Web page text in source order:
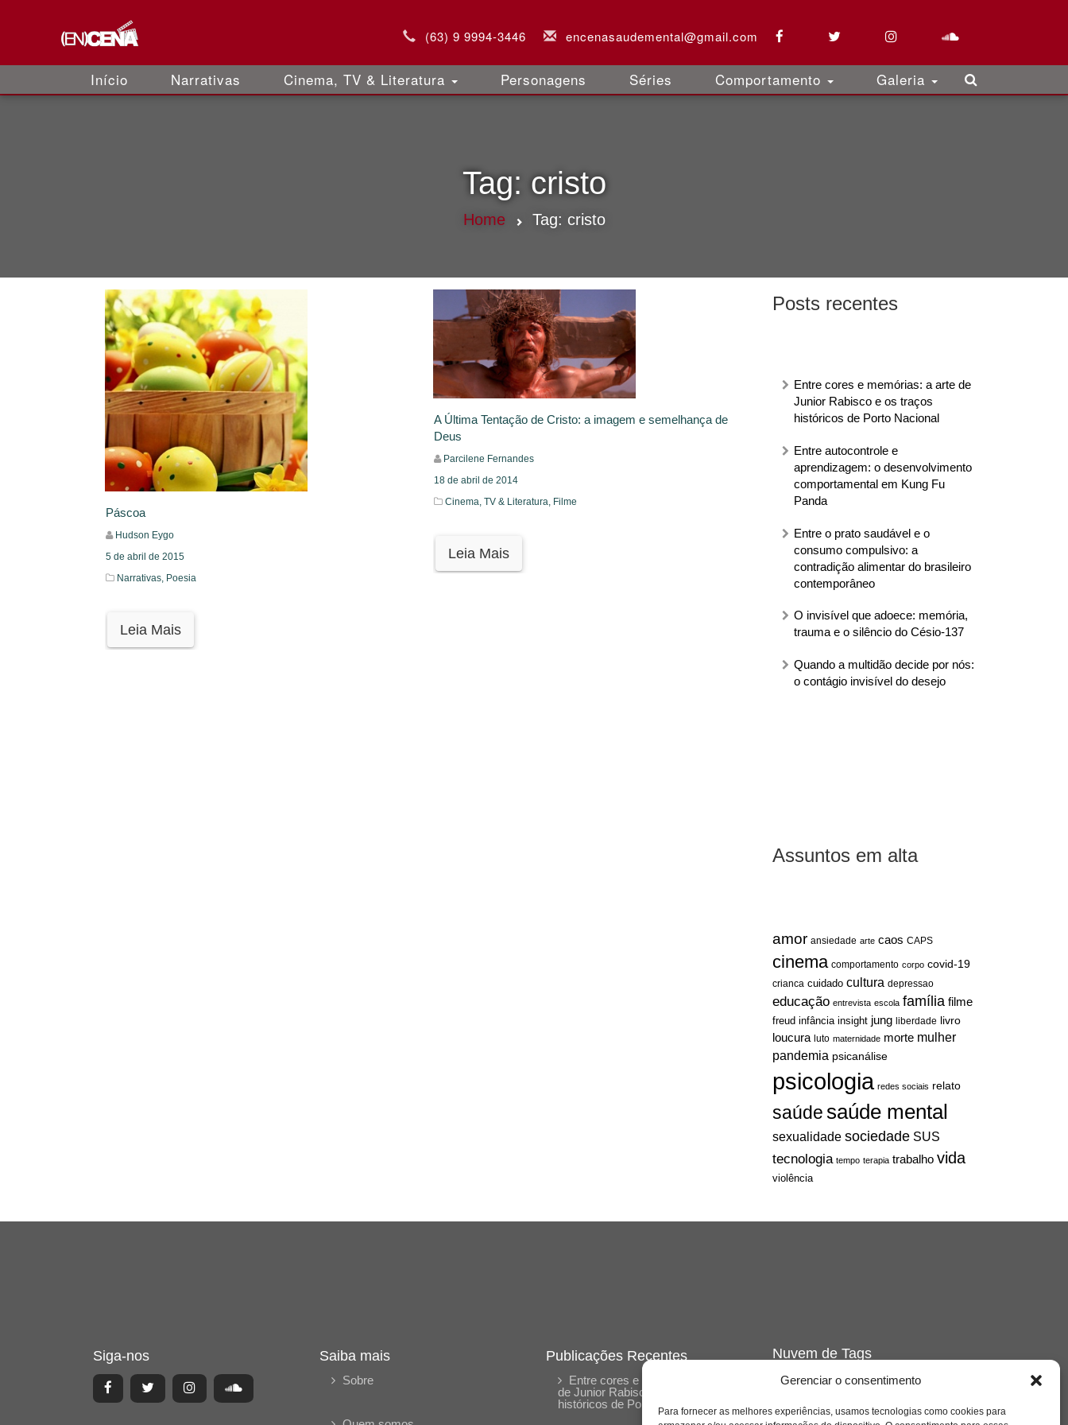
Gerenciar o consentimento
Para fornecer as melhores experiências, usamos tecnologias como cookies para
(63) 9 9994-3446 encenasaudemental@gmail.com
Início Narrativas Cinema, TV & Literatura Personagens Séries Comportamento Galeria
Tag: cristo
Home Tag: cristo
Posts recentes
Entre cores e memórias: a arte de
Junior Rabisco e os traços
históricos de Porto Nacional
Entre autocontrole e
aprendizagem: o desenvolvimento
comportamental em Kung Fu
Panda
Entre o prato saudável e o
consumo compulsivo: a
contradição alimentar do brasileiro
contemporâneo
O invisível que adoece: memória,
trauma e o silêncio do Césio-137
Quando a multidão decide por nós:
o contágio invisível do desejo
Assuntos em alta
amor ansiedade arte caos CAPS
cinema comportamento corpo covid-19
crianca cuidado cultura depressao
educação entrevista escola família filme
freud infância insight jung liberdade livro
loucura luto maternidade morte mulher
pandemia psicanálise
psicologia redes sociais relato
saúdesaúde mental
sexualidade sociedade SUS
tecnologia tempo terapia trabalho vida
violência
Páscoa
Hudson Eygo
5 de abril de 2015
Narrativas, Poesia
Leia Mais
A Última Tentação de Cristo: a imagem e semelhança de
Deus
Parcilene Fernandes
18 de abril de 2014
Cinema, TV & Literatura, Filme
Leia Mais
Siga-nos Saiba mais
Sobre
Publicações Recentes
Entre cores e memórias: a arte
de Junior Rabisco e os traços
históricos de Porto Nacional
Nuvem de Tags
amor ansiedade arte caos CAPS
cinema comportamento corpo covid-19